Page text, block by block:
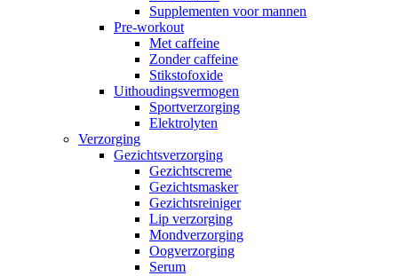
Supplementen voor mannen
Pre-workout
Met caffeine
Zonder caffeine
Stikstofoxide
Uithoudingsvermogen
Sportverzorging
Elektrolyten
Verzorging
Gezichtsverzorging
Gezichtscreme
Gezichtsmasker
Gezichtsreiniger
Lip verzorging
Mondverzorging
Oogverzorging
Serum